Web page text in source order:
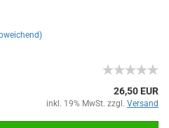
26,50 EUR
inkl. 19% MwSt. zzgl. Versand